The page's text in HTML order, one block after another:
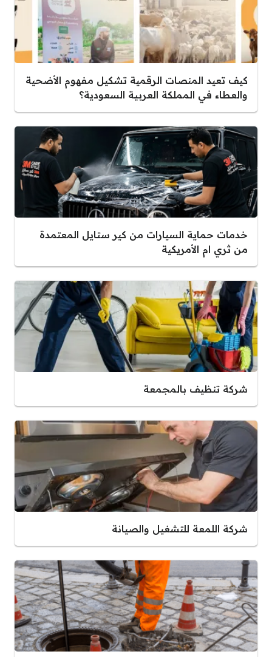
كيف تعيد المنصات الرقمية تشكيل مفهوم الأضحية
والعطاء في المملكة العربية السعودية؟
خدمات حماية السيارات من كير ستايل المعتمدة
من ثري ام الأمريكية
شركة تنظيف بالمجمعة
شركة اللمعة للتشغيل والصيانة